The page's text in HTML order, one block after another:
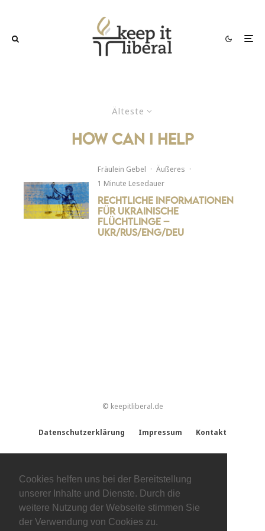
Cookies helfen uns bei der Bereitstellung
unserer Inhalte und Dienste. Durch die
weitere Nutzung der Webseite stimmen Sie
der Verwendung von Cookies zu.
Älteste
how can i help
Fräulein Gebel · Äußeres ·
1 Minute Lesedauer
Rechtliche Informationen
für ukrainische
Flüchtlinge –
UKR/RUS/ENG/DEU
© keepitliberal.de
Datenschutzerklärung Impressum Kontakt